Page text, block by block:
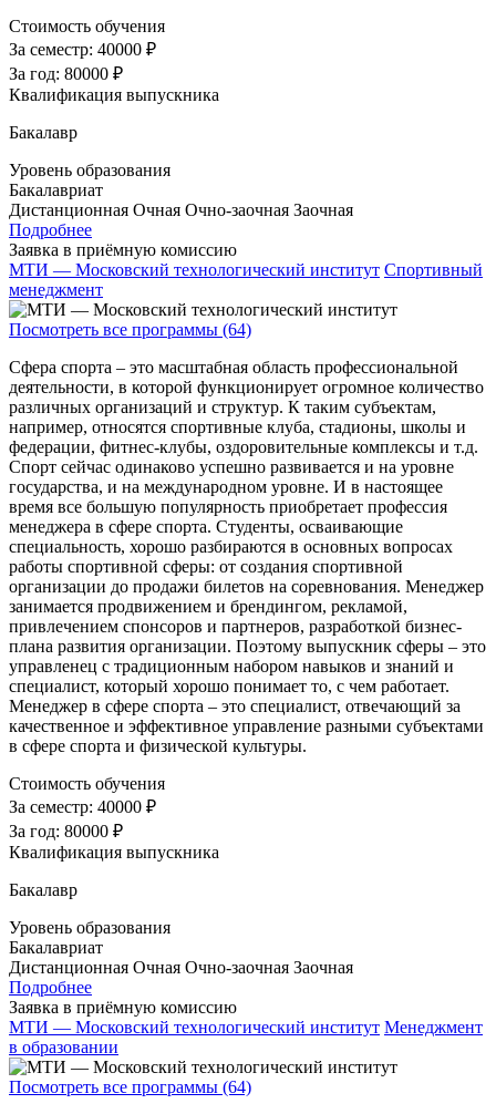
Стоимость обучения
За семестр: 40000 ₽
За год: 80000 ₽
Квалификация выпускника
Бакалавр
Уровень образования
Бакалавриат
Дистанционная Очная Очно-заочная Заочная
Подробнее
Заявка в приёмную комиссию
МТИ — Московский технологический институт Спортивный
менеджмент
Посмотреть все программы (64)
Сфера спорта – это масштабная область профессиональной
деятельности, в которой функционирует огромное количество
различных организаций и структур. К таким субъектам,
например, относятся спортивные клуба, стадионы, школы и
федерации, фитнес-клубы, оздоровительные комплексы и т.д.
Спорт сейчас одинаково успешно развивается и на уровне
государства, и на международном уровне. И в настоящее
время все большую популярность приобретает профессия
менеджера в сфере спорта. Студенты, осваивающие
специальность, хорошо разбираются в основных вопросах
работы спортивной сферы: от создания спортивной
организации до продажи билетов на соревнования. Менеджер
занимается продвижением и брендингом, рекламой,
привлечением спонсоров и партнеров, разработкой бизнес-
плана развития организации. Поэтому выпускник сферы – это
управленец с традиционным набором навыков и знаний и
специалист, который хорошо понимает то, с чем работает.
Менеджер в сфере спорта – это специалист, отвечающий за
качественное и эффективное управление разными субъектами
в сфере спорта и физической культуры.
Стоимость обучения
За семестр: 40000 ₽
За год: 80000 ₽
Квалификация выпускника
Бакалавр
Уровень образования
Бакалавриат
Дистанционная Очная Очно-заочная Заочная
Подробнее
Заявка в приёмную комиссию
МТИ — Московский технологический институт Менеджмент
в образовании
Посмотреть все программы (64)